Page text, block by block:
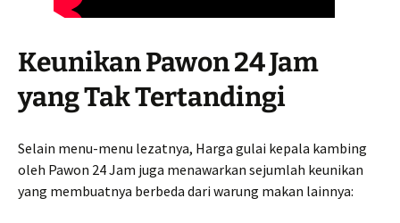
Keunikan Pawon 24 Jam
yang Tak Tertandingi
Selain menu-menu lezatnya, Harga gulai kepala kambing
oleh Pawon 24 Jam juga menawarkan sejumlah keunikan
yang membuatnya berbeda dari warung makan lainnya: